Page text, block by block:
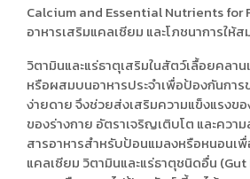
Calcium and Essential Nutrients for
อาหารเสริมแคลเซียม และโภชนาการใ
วิตามินและแร่ธาตุเสริมในสัตว์เลื้อยคลา
หรือผสมบนอาหารประจำเพื่อป้องกันกา
ง่ายดาย จึงช่วยส่งเสริมความแข็งแรง
ของร่างกาย อัตราเจริญเติบโต และคว
สารอาหารสำหรับป้อนแมลงหรือหนอนเ
แคลเซียม วิตามินและแร่ธาตุชนิดอื่น